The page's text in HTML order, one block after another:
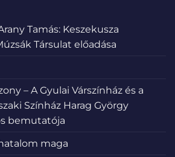
Tamás: Keszekusza
Társulat előadása
– A Gyulai Várszínház és a
Színház Harag György
bemutatója
maga